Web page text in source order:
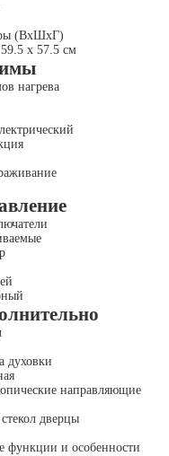
(ВхШхГ)
x 57.5 см
нагрева
духовки
направляющие
дверцы
функции и особенности